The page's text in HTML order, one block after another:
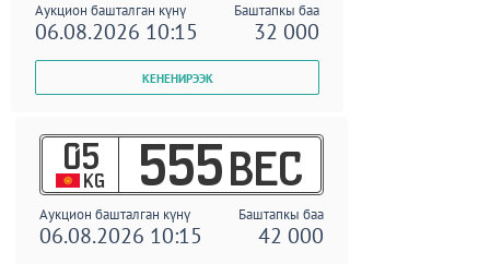
Аукцион башталган күнү Баштапкы баа
06.08.2026 10:15 32 000
05
KG 555 BEC
Аукцион башталган күнү Баштапкы баа
06.08.2026 10:15 42 000